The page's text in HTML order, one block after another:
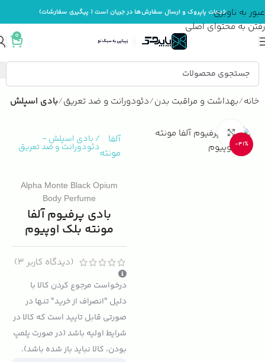
عبور به ناوبری
رفتن به محتوای اصلی
خدمات پاپروک و ارسال سفارش‌ها در جریان است ( پیگیری سفارشات)
0
خانه بهداشت و مراقبت بدن دئودورانت و ضد تعریق بادی اسپلش
-41%
بزرگنمایی تصویر
آلفا
مونته
/ بادی اسپلش-
دئودورانت و ضد تعریق
Alpha Monte Black Opium
Body Perfume
بادی پرفیوم آلفا
مونته بلک اوپیوم
(دیدگاه کاربر 3
)
درخواست مرجوع کردن کالا با
دلیل "انصراف از خرید" تنها در
صورتی قابل تایید است که کالا در
شرایط اولیه باشد (در صورت پلمپ
بودن، کالا نباید باز شده باشد).